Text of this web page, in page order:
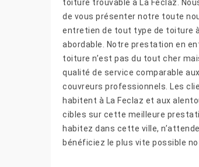
toiture trouvable à La Feclaz.
de vous présenter notre toute
entretien de tout type de toiture
abordable. Notre prestation en
toiture n’est pas du tout cher
qualité de service comparable
couvreurs professionnels. Les
habitent à La Feclaz et aux
cibles sur cette meilleure
habitez dans cette ville,
bénéficiez le plus vite possible